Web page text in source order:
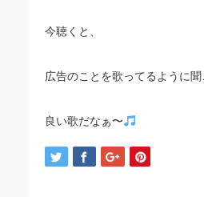
今聴くと、
広告のことを歌ってるように聞
良い歌だなぁ〜